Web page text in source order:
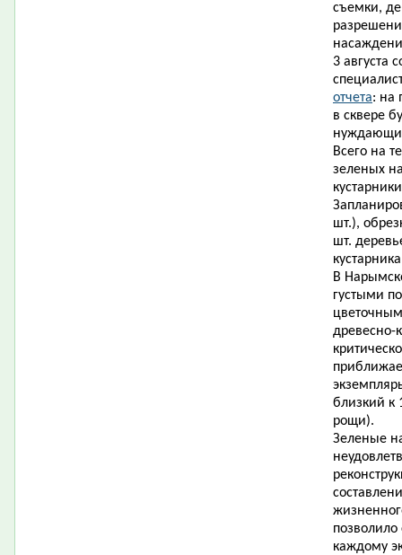
съемки,
3 августа
отчета​: на
в сквере
Всего на
зеленых
шт.),
шт.
В
густыми
древесно-
близкий к
рощи).
Зеленые
каждому